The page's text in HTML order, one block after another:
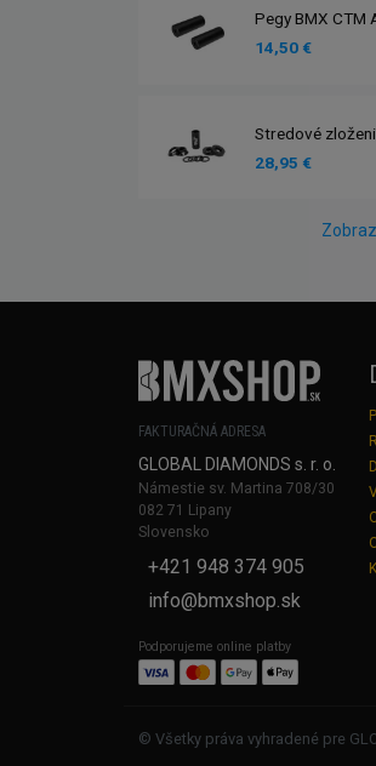
Pegy BMX CTM
14,50 €
Stredové
28,95 €
FAKTURAČNÁ ADRESA
GLOBAL DIAMONDS s. r. o.
Námestie sv. Martina 708/30
082 71 Lipany
Slovensko
+421 948 374 905
info@bmxshop.sk
Podporujeme online platby
© Všetky práva vyhradené pre